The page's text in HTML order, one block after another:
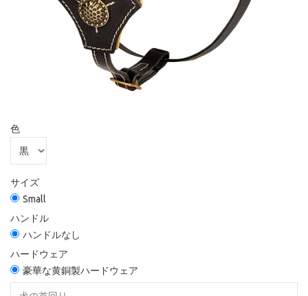
色
サイズ
Small
ハンドル
ハンドルなし
ハードウェア
豪華な黄銅製ハードウェア